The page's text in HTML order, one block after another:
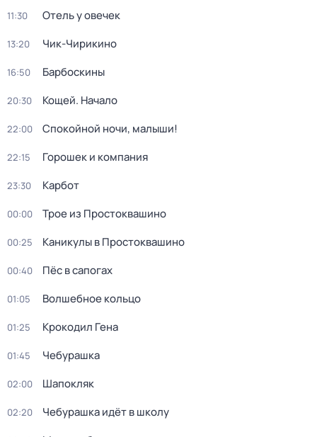
11:30 Отель у овечек
13:20 Чик-Чирикино
16:50 Барбоскины
20:30 Кощей. Начало
22:00 Спокойной ночи, малыши!
22:15 Горошек и компания
23:30 Карбот
00:00 Трое из Простоквашино
00:25 Каникулы в Простоквашино
00:40 Пёс в сапогах
01:05 Волшебное кольцо
01:25 Крокодил Гена
01:45 Чебурашка
02:00 Шапокляк
02:20 Чебурашка идёт в школу